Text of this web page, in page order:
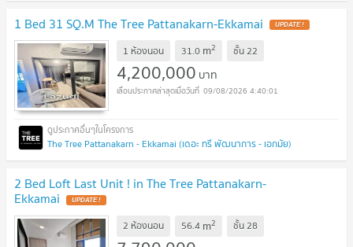
1 Bed 31 SQ.M The Tree Pattanakarn-Ekkamai UPDATE !
1 ห้องนอน 31.0 m2 ชั้น22
4,200,000 บาท
09/08/2026 4:40:01
The Tree Pattanakarn - Ekkamai (เดอะ ทรี พัฒนาการ - เอกมัย)
2 Bed Loft Last Unit ! in The Tree Pattanakarn-
Ekkamai UPDATE !
2 ห้องนอน 56.4 m2 ชั้น28